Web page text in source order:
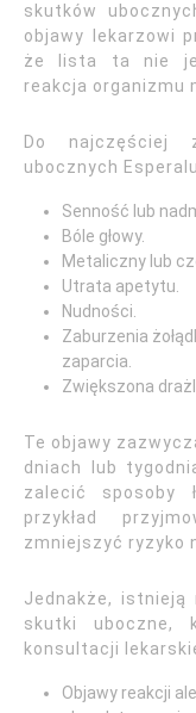
skutków
objawy lekarzowi
że lista ta nie
reakcja organizmu
Do najczęściej
ubocznych
Senność lub
Bóle głowy.
Metaliczny lub
Utrata apetytu.
Nudności.
Zaburzenia
zaparcia.
Zwiększona
Te objawy
dniach lub
zalecić sposoby
przykład
zmniejszyć ryzyko
Jednakże, istnieją
skutki uboczne,
konsultacji
Objawy reakcji